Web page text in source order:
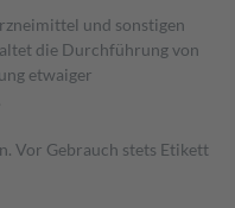
und sonstigen
die Durchführung von
etwaiger
Vor Gebrauch stets Etikett